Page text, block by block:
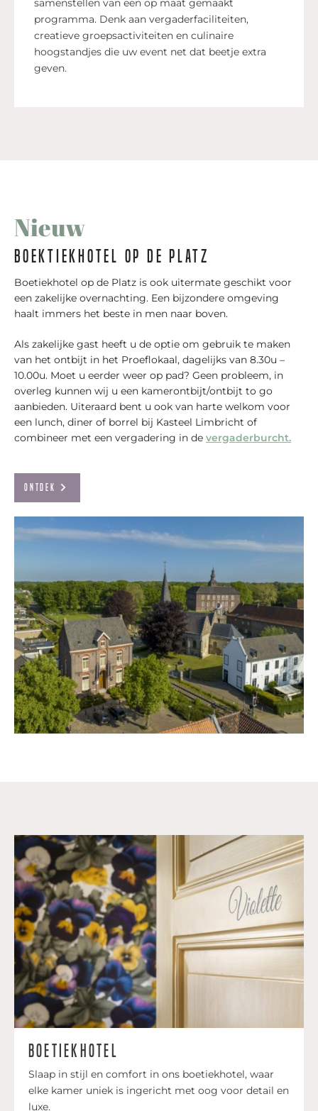
samenstellen van een op maat gemaakt
programma. Denk aan vergaderfaciliteiten,
creatieve groepsactiviteiten en culinaire
hoogstandjes die uw event net dat beetje extra
geven.
Nieuw
Boektiekhotel op de platz
Boetiekhotel op de Platz is ook uitermate geschikt voor
een zakelijke overnachting. Een bijzondere omgeving
haalt immers het beste in men naar boven.
Als zakelijke gast heeft u de optie om gebruik te maken
van het ontbijt in het Proeflokaal, dagelijks van 8.30u –
10.00u. Moet u eerder weer op pad? Geen probleem, in
overleg kunnen wij u een kamerontbijt/ontbijt to go
aanbieden. Uiteraard bent u ook van harte welkom voor
een lunch, diner of borrel bij Kasteel Limbricht of
combineer met een vergadering in de vergaderburcht.
Ontdek
Boetiekhotel
Slaap in stijl en comfort in ons boetiekhotel, waar
elke kamer uniek is ingericht met oog voor detail en
luxe.